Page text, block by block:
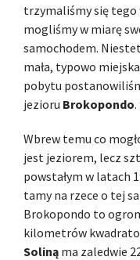
trzymaliśmy się tego
mogliśmy w miarę
samochodem.
mała, typowo
pobytu
jezioru Brokopondo
Wbrew temu co
jest jeziorem, lecz
powstałym w latach
tamy na rzece o tej
Brokopondo to
kilometrów
Soliną ma zaledwie